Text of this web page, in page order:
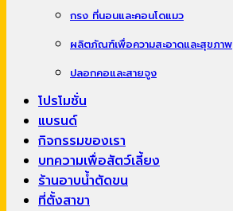
กรง ที่นอนและคอนโดแมว
ผลิตภัณฑ์เพื่อความสะอาดและสุขภาพ
ปลอกคอและสายจูง
โปรโมชั่น
แบรนด์
กิจกรรมของเรา
บทความเพื่อสัตว์เลี้ยง
ร้านอาบน้ำตัดขน
ที่ตั้งสาขา